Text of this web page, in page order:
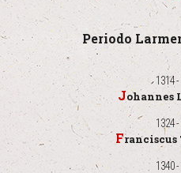
Periodo
1314
1324
1340